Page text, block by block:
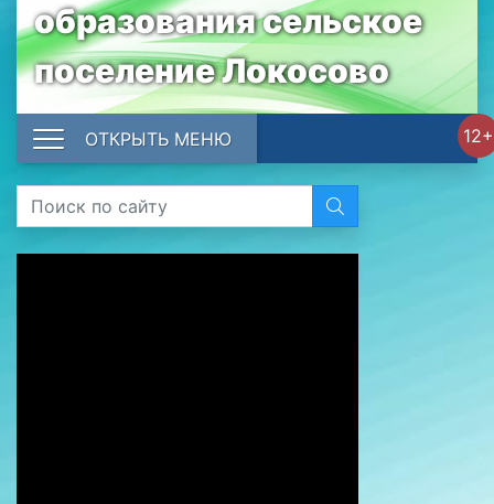
образования сельское
поселение Локосово
12+
ОТКРЫТЬ МЕНЮ